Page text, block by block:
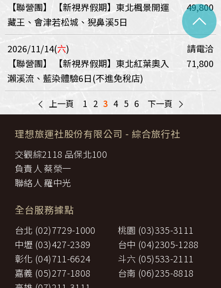
【聯營團】
【新視界假期】東北楓景開運
藏王、會津若松城、猊鼻溪5日
49,800
2026/11/14(六)
請電洽
【聯營團】
【新視界假期】東北紅葉奧入
瀨溪流、藍染體驗6日(不進免稅店)
71,800
< 上一頁 1 2 3 4 5 6 下一頁 >
理想旅運社股份有限公司 - 綜合旅行社
交觀綜2118 品保北100
負責人 蔡榮一
聯絡人 羅中光
全台服務據點
台北 (02)7729-1000
桃園 (03)335-3111
中壢 (03)427-2389
台中 (04)2305-1288
彰化 (04)711-6624
斗六 (05)533-2111
嘉義 (05)277-1808
台南 (06)235-8818
^